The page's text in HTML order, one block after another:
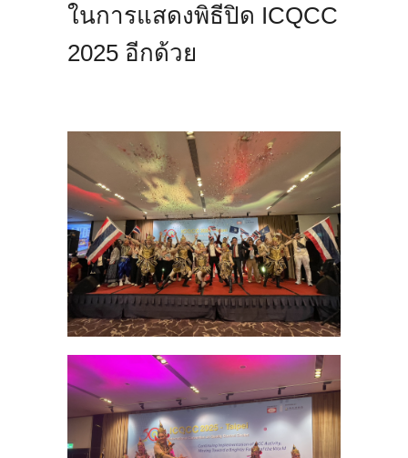
ในการแสดงพิธีปิด ICQCC
2025 อีกด้วย